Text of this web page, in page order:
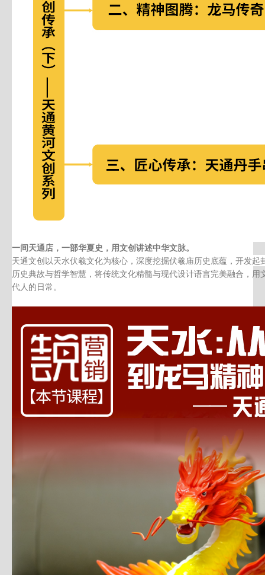
一间天通店，一部华夏史，用文创讲述中华文脉。
天通文创以天水伏羲文化为核心，深度挖掘伏羲庙历史底蕴，开发起
历史典故与哲学智慧，将传统文化精髓与现代设计语言完美融合， 用
代人的日常。